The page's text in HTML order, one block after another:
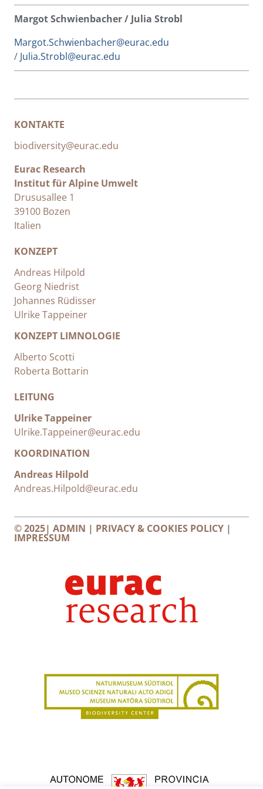
Margot Schwienbacher / Julia Strobl
Margot.Schwienbacher@eurac.edu
/ Julia.Strobl@eurac.edu
KONTAKTE
biodiversity@eurac.edu
Eurac Research
Institut für Alpine Umwelt
Drususallee 1
39100 Bozen
Italien
KONZEPT
Andreas Hilpold
Georg Niedrist
Johannes Rüdisser
Ulrike Tappeiner
KONZEPT LIMNOLOGIE
Alberto Scotti
Roberta Bottarin
LEITUNG
Ulrike Tappeiner
Ulrike.Tappeiner@eurac.edu
KOORDINATION
Andreas Hilpold
Andreas.Hilpold@eurac.edu
© 2025| ADMIN | PRIVACY & COOKIES POLICY |
IMPRESSUM